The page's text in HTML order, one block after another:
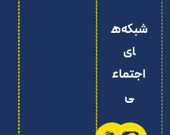
شبکه‌ه
ای
اجتماع
ی